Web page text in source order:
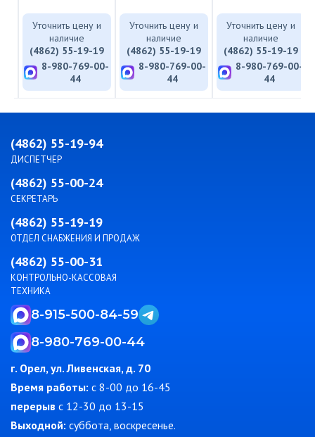
Уточнить цену и
наличие
(4862) 55-19-19
8-980-769-00-
44
Уточнить цену и
наличие
(4862) 55-19-19
8-980-769-00-
44
Уточнить цену и
наличие
(4862) 55-19-19
8-980-769-00-
44
(4862) 55-19-94
ДИСПЕТЧЕР
(4862) 55-00-24
СЕКРЕТАРЬ
(4862) 55-19-19
ОТДЕЛ СНАБЖЕНИЯ И ПРОДАЖ
(4862) 55-00-31
КОНТРОЛЬНО-КАССОВАЯ
ТЕХНИКА
8-915-500-84-59
8-980-769-00-44
г. Орел, ул. Ливенская, д. 70
Время работы: c 8-00 до 16-45
перерыв с 12-30 до 13-15
Выходной: суббота, воскресенье.